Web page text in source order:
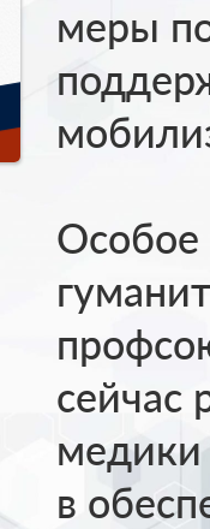
меры
Особое
сейчас
в